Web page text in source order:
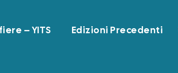
– YITS Edizioni Precedenti